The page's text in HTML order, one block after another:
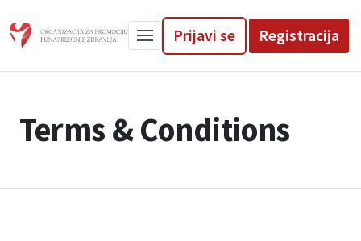
Prijavi se Registracija
Terms & Conditions